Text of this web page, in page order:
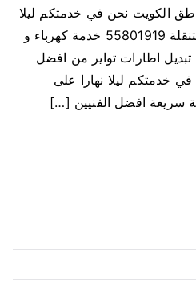
الكويت نحن في خدمتكم ليلا
نهارا ورشة تصليح سيارات متنقلة 55801919 خدمة كهرباء و
خدمة 24 ساعه تبديل اطارات تواير من افضل
في خدمتكم ليلا نهارا على
سريعة افضل الفنيين […]